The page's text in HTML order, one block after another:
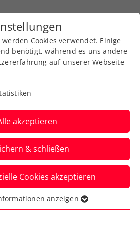
noch
Das kann die
App
Anwendung bietet
und wird
erweitert.
GmbH / Redaktion,
Cookies verwendet. Einige
benötigt, während es uns andere
auf unserer Webseite
akzeptieren
& schließen
Cookies akzeptieren
für grundlegende
anzeigen